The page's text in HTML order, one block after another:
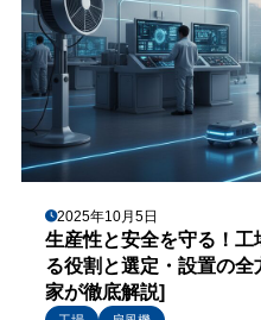
2025年10月5日
生産性と安全を守る！
る役割と選定・設置の
家が徹底解説]